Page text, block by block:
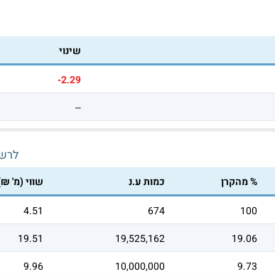
שינוי
-2.29
--
% מהקרן כמות ע.נ
שווי (מ'
100
674
4.51
19.06
19,525,162
19.51
9.73
10,000,000
9.96